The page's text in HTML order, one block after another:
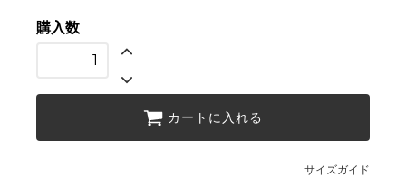
購入数
カートに入れる
サイズガイド